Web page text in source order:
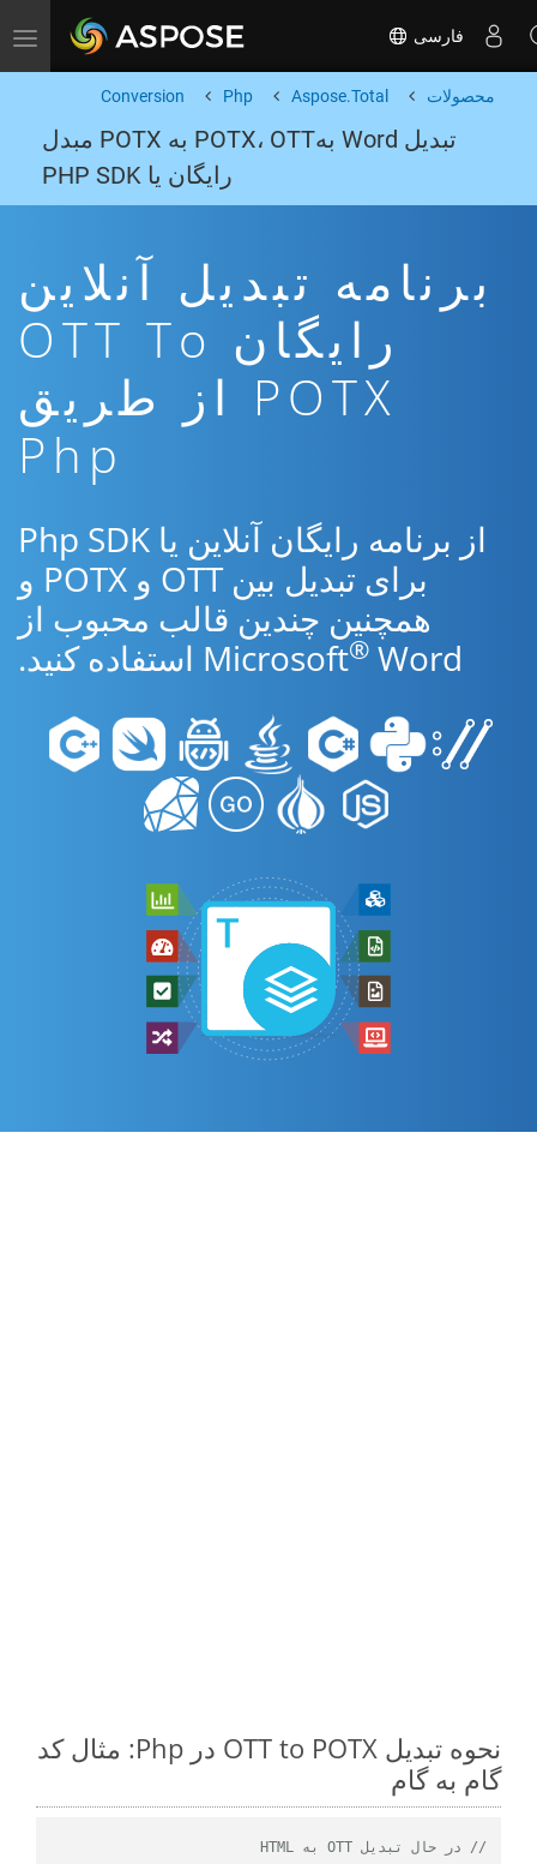
Toggle navigation فارسی
محصولات Aspose.Total
Php
Conversion
تبدیل Word بهPOTX، OTT به POTX مبدل
رایگان یا PHP SDK
برنامه تبدیل آنلاین
رایگان OTT To
POTX از طریق
Php
از برنامه رایگان آنلاین یا Php SDK
برای تبدیل بین OTT و POTX و
همچنین چندین قالب محبوب از
Microsoft® Word استفاده کنید.
نحوه تبدیل OTT to POTX در Php: مثال کد
گام به گام
// در حال تبدیل OTT به HTML